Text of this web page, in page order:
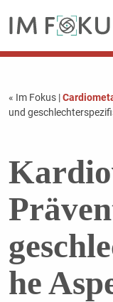
« Im Fokus |
und
he